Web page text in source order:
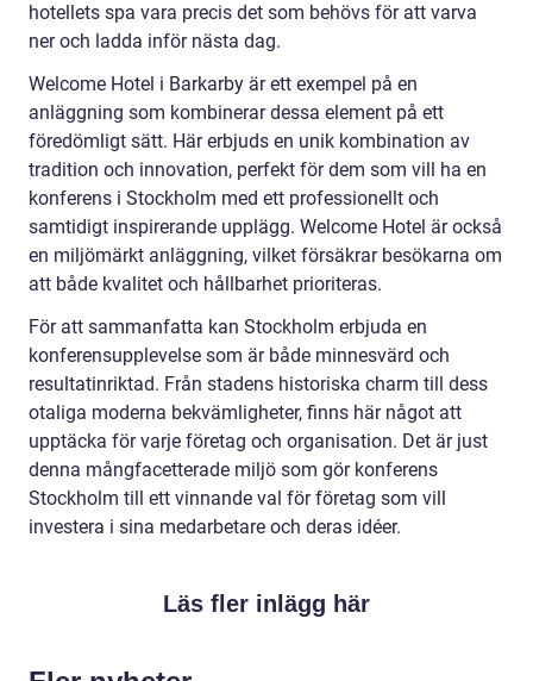
hotellets spa vara precis det som behövs för att varva
ner och ladda inför nästa dag.
Welcome Hotel i Barkarby är ett exempel på en
anläggning som kombinerar dessa element på ett
föredömligt sätt. Här erbjuds en unik kombination av
tradition och innovation, perfekt för dem som vill ha en
konferens i Stockholm med ett professionellt och
samtidigt inspirerande upplägg. Welcome Hotel är också
en miljömärkt anläggning, vilket försäkrar besökarna om
att både kvalitet och hållbarhet prioriteras.
För att sammanfatta kan Stockholm erbjuda en
konferensupplevelse som är både minnesvärd och
resultatinriktad. Från stadens historiska charm till dess
otaliga moderna bekvämligheter, finns här något att
upptäcka för varje företag och organisation. Det är just
denna mångfacetterade miljö som gör konferens
Stockholm till ett vinnande val för företag som vill
investera i sina medarbetare och deras idéer.
Läs fler inlägg här